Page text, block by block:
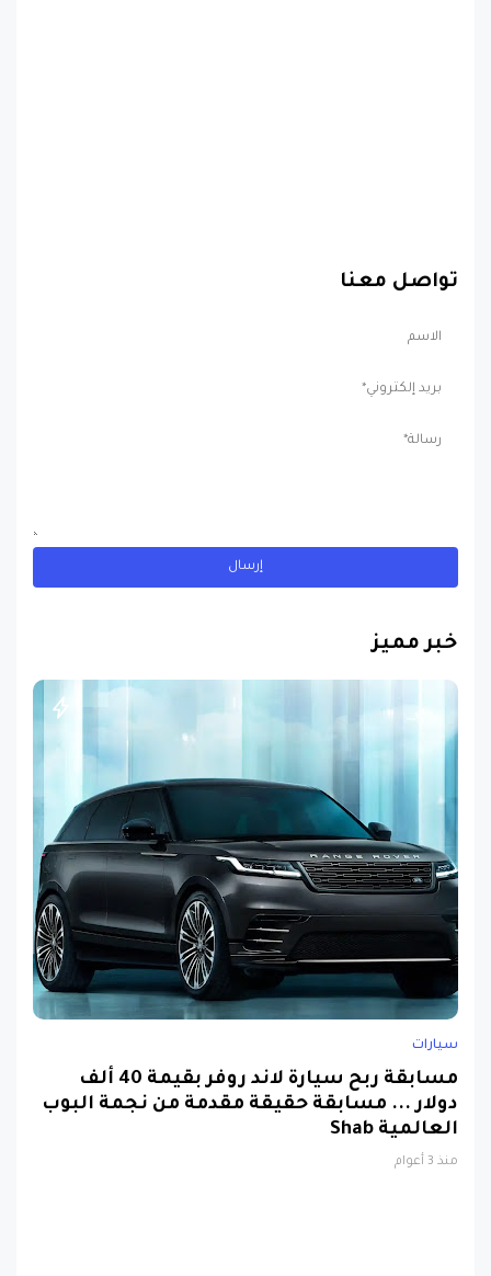
تواصل معنا
خبر مميز
سيارات
مسابقة ربح سيارة لاند روفر بقيمة 40 ألف
دولار ... مسابقة حقيقة مقدمة من نجمة البوب
العالمية Shab
منذ 3 أعوام